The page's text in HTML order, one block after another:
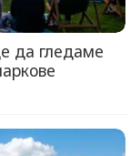
да гледаме